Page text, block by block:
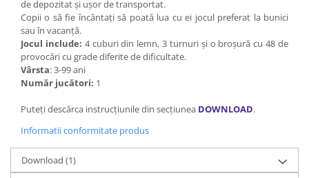
de depozitat și ușor de transportat.
Copii o să fie încântați să poată lua cu ei jocul preferat la bunici
sau în vacanță.
Jocul include: 4 cuburi din lemn, 3 turnuri și o broșură cu 48 de
provocări cu grade diferite de dificultate.
Vârsta: 3-99 ani
Număr jucători: 1
Puteți descărca instrucțiunile din secțiunea DOWNLOAD.
Informatii conformitate produs
Download (1)